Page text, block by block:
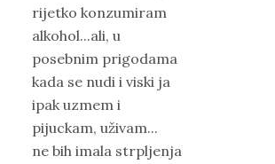
rijetko konzumiram
alkohol...ali, u
posebnim prigodama
kada se nudi i viski ja
ipak uzmem i
pijuckam, uživam...
ne bih imala strpljenja